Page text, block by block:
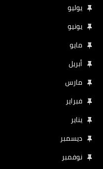
يوليو
يونيو
مايو
أبريل
مارس
فبراير
يناير
ديسمبر
نوفمبر